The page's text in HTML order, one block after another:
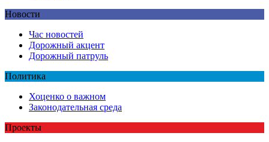
Новости
Час новостей
Дорожный акцент
Дорожный патруль
Политика
Хоценко о важном
Законодательная среда
Проекты